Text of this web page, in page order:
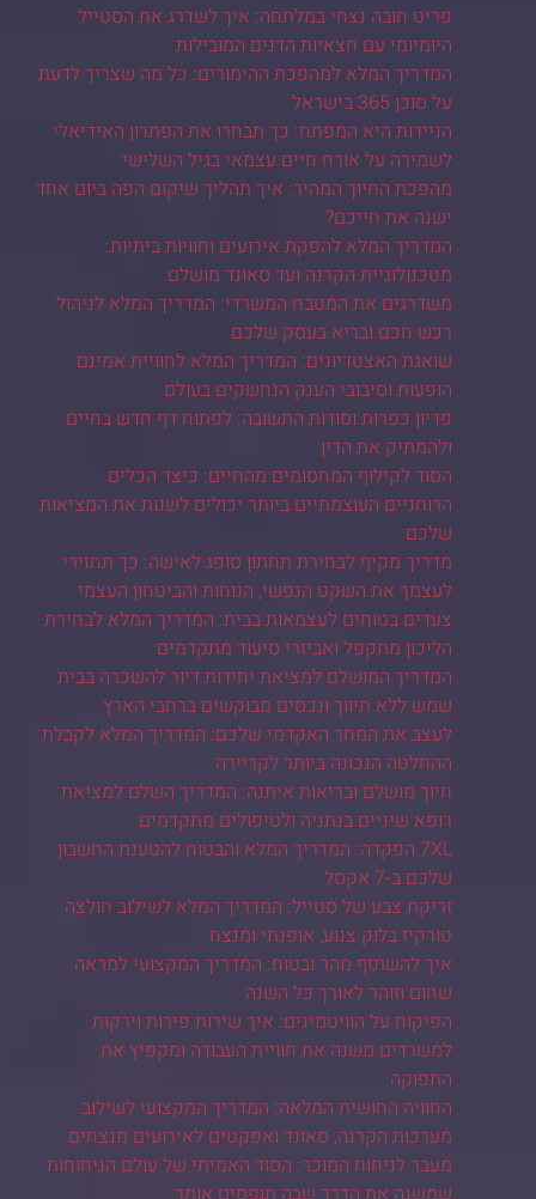
פריט חובה נצחי במלתחה: איך לשדרג את הסטייל
היומיומי עם חצאיות הדנים המובילות
המדריך המלא למהפכת ההימורים: כל מה שצריך לדעת
על סוכן 365 בישראל
הניידות היא המפתח: כך תבחרו את הפתרון האידיאלי
לשמירה על אורח חיים עצמאי בגיל השלישי
מהפכת החיוך המהיר: איך תהליך שיקום הפה ביום אחד
ישנה את חייכם?
המדריך המלא להפקת אירועים וחוויות ביתיות:
מטכנולוגיית הקרנה ועד סאונד מושלם
משדרגים את המטבח המשרדי: המדריך המלא לניהול
רכש חכם ובריא בעסק שלכם
שואגת האצטדיונים: המדריך המלא לחוויית אמינם
הופעות וסיבובי הענק הנחשקים בעולם
פדיון כפרות וסודות התשובה: לפתוח דף חדש בחיים
ולהמתיק את הדין
הסוד לקילוף המחסומים מהחיים: כיצד הכלים
הרוחניים העוצמתיים ביותר יכולים לשנות את המציאות
שלכם
מדריך מקיף לבחירת תחתון סופג לאישה: כך תחזירי
לעצמך את השקט הנפשי, הנוחות והביטחון העצמי
צעדים בטוחים לעצמאות בבית: המדריך המלא לבחירת
הליכון מתקפל ואביזרי סיעוד מתקדמים
המדריך המושלם למציאת יחידות דיור להשכרה בבית
שמש ללא תיווך ונכסים מבוקשים ברחבי הארץ
לעצב את המחר האקדמי שלכם: המדריך המלא לקבלת
ההחלטה הנכונה ביותר לקריירה
חיוך מושלם ובריאות איתנה: המדריך השלם למציאת
רופא שיניים בנתניה ולטיפולים מתקדמים
7XL הפקדה: המדריך המלא והבטוח להטענת החשבון
שלכם ב-7 אקסל
זריקת צבע של סטייל: המדריך המלא לשילוב חולצה
טורקיז בלוק צנוע, אופנתי ומנצח
איך להשתזף מהר ובטוח: המדריך המקצועי למראה
שחום וזוהר לאורך כל השנה
הפיקוח על הוויטמינים: איך שירות פירות וירקות
למשרדים משנה את חוויית העבודה ומקפיץ את
התפוקה
החוויה החושית המלאה: המדריך המקצועי לשילוב
מערכות הקרנה, סאונד ואפקטים לאירועים מנצחים
מעבר לניחוח המוכר: הסוד האמיתי של עולם הניחוחות